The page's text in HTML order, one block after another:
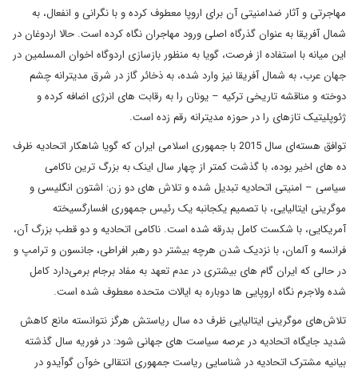
مهاجرتی و آثار ضدامنیتی آن برای اروپا معطوف کرده و با نگرانی و انفعال، به
شمال آفریقا به عنوان گذرگاه اصلی ورود مهاجران نگاه کرده است. حالا اردوغان در
این میانه با استفاده از فرصت، گویا به منظور بازسازی اردوگاه اخوان المسلمین در
جهان عرب، به شمال آفریقا نیز وارد شده، به ذخائر گاز در شرق مدیترانه چشم
دوخته و مناقشه تاریخی ترکیه – یونان را به رقابت های انرژی اضافه کرده و
ژئوپلیتیک تازه‎ای را در حوزه مدیترانه رقم زده است.
توافق هسته‌ای سال 2015 با جمهوری اسلامی ایران که گویا شاهکار اتحادیه ظرف
ده های اخیر بوده، با گذشت کمتر از چهار سال اینک به بزرگ ترین ناکامی
سیاسی – امنیتی اتحادیه تبدیل شده و تلاش های دو زن: اشتون انگلیسی و
موگرینی ایتالیایی، با تصمیم یک‎جانبه یک رئیس جمهوری افسارگسیخته
آمریکایی، با شکست کامل بدرقه شده است. ناکامی اتحادیه و دو قطب بزرگ آن،
فرانسه و آلمان، با نزدیک شدن هرچه بیشتر دو رهبر افراطی، جانسون و ترامپ و
در حالی که ایران گام های بیشتری در عدم تعهد به مفاد برجام برمی‌دارد کامل
شده ولاجرم نگاه اروپایی ها دوباره به ایالات متحده معطوف شده است.
تلاش‌های موگرینی ایتالیایی ظرف ده سال ریاستش هرگز نتوانسته مانع کاهش
شدید جایگاه اتحادیه در عرصه سیاست های جهانی شود: در فوریه سال گذشته
بیانیه مشترک اتحادیه در شناسایی ریاست جمهوری انتقالی خوآن گوآیدو در